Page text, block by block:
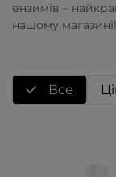
ензимів –
нашому магазині!
Все